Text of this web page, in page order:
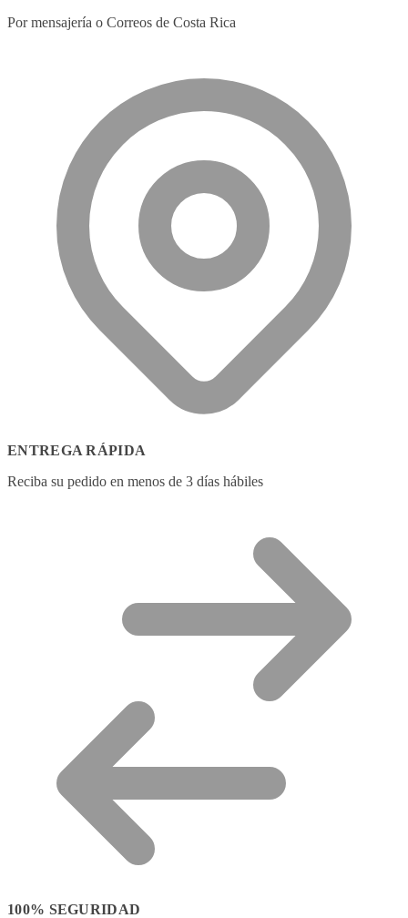
Por mensajería o Correos de Costa Rica
ENTREGA RÁPIDA
Reciba su pedido en menos de 3 días hábiles
100% SEGURIDAD